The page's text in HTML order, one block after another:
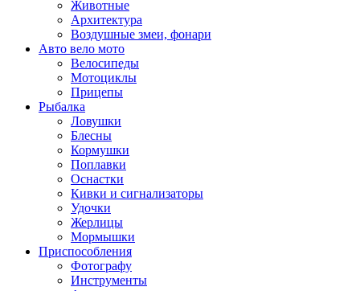
Животные
Архитектура
Воздушные змеи, фонари
Авто вело мото
Велосипеды
Мотоциклы
Прицепы
Рыбалка
Ловушки
Блесны
Кормушки
Поплавки
Оснастки
Кивки и сигнализаторы
Удочки
Жерлицы
Мормышки
Приспособления
Фотографу
Инструменты